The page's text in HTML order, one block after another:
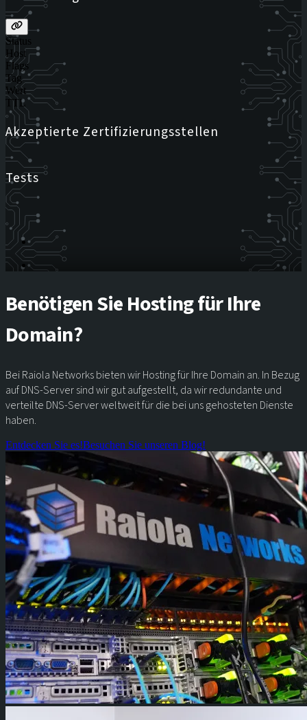
Status
Host
Flags
Tag
Wert
TTL
Akzeptierte Zertifizierungsstellen
Tests
Benötigen Sie Hosting für Ihre
Domain?
Bei Raiola Networks bieten wir Hosting für Ihre Domain an. In Bezug
auf DNS-Server sind wir gut aufgestellt, da wir redundante und
verteilte DNS-Server weltweit für die bei uns gehosteten Dienste
haben.
Entdecken Sie es!Besuchen Sie unseren Blog!